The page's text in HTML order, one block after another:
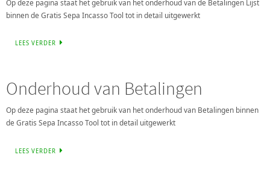
Op deze pagina staat het gebruik van het onderhoud van de Betalingen Lijst
binnen de Gratis Sepa Incasso Tool tot in detail uitgewerkt
LEES VERDER
Onderhoud van Betalingen
Op deze pagina staat het gebruik van het onderhoud van Betalingen binnen
de Gratis Sepa Incasso Tool tot in detail uitgewerkt
LEES VERDER